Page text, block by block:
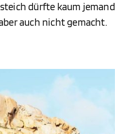
dürfte kaum jemand
auch nicht gemacht.